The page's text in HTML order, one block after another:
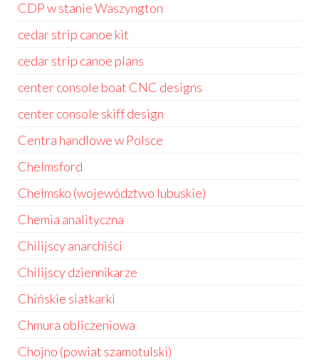
CDP w stanie Waszyngton
cedar strip canoe kit
cedar strip canoe plans
center console boat CNC designs
center console skiff design
Centra handlowe w Polsce
Chelmsford
Chełmsko (województwo lubuskie)
Chemia analityczna
Chilijscy anarchiści
Chilijscy dziennikarze
Chińskie siatkarki
Chmura obliczeniowa
Chojno (powiat szamotulski)